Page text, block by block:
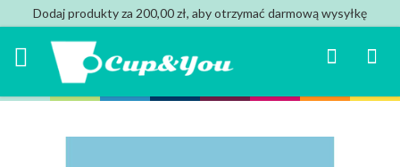
Dodaj produkty za 200,00 zł, aby otrzymać darmową wysyłkę
Mój
Search